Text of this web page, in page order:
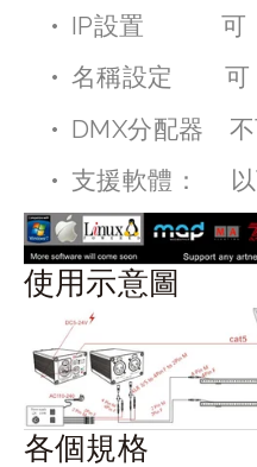
IP設置            可
名稱設定        可
DMX分配器
支援軟體：
使用示意圖
各個規格